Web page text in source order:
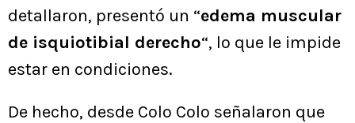
detallaron, presentó un “edema muscular
de isquiotibial derecho“, lo que le impide
estar en condiciones.
De hecho, desde Colo Colo señalaron que